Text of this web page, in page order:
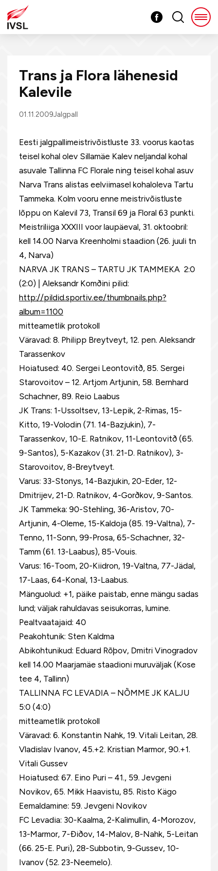
Trans ja Flora lähenesid
Kalevile
01.11.2009Jalgpall
Eesti jalgpallimeistrivõistluste 33. voorus kaotas
teisel kohal olev Sillamäe Kalev neljandal kohal
asuvale Tallinna FC Florale ning teisel kohal asuv
Narva Trans alistas eelviimasel kohaloleva Tartu
Tammeka. Kolm vooru enne meistrivõistluste
lõppu on Kalevil 73, Transil 69 ja Floral 63 punkti.
Meistriliiga XXXIII voor laupäeval, 31. oktoobril:
kell 14.00 Narva Kreenholmi staadion (26. juuli tn
4, Narva)
NARVA JK TRANS – TARTU JK TAMMEKA 2:0
(2:0) | Aleksandr Komðini pilid:
http://pildid.sportiv.ee/thumbnails.php?
album=1100
mitteametlik protokoll
Väravad: 8. Philipp Breytveyt, 12. pen. Aleksandr
Tarassenkov
Hoiatused: 40. Sergei Leontovitð, 85. Sergei
Starovoitov – 12. Artjom Artjunin, 58. Bernhard
Schachner, 89. Reio Laabus
JK Trans: 1-Ussoltsev, 13-Lepik, 2-Rimas, 15-
Kitto, 19-Volodin (71. 14-Bazjukin), 7-
Tarassenkov, 10-E. Ratnikov, 11-Leontovitð (65.
9-Santos), 5-Kazakov (31. 21-D. Ratnikov), 3-
Starovoitov, 8-Breytveyt.
Varus: 33-Stonys, 14-Bazjukin, 20-Eder, 12-
Dmitrijev, 21-D. Ratnikov, 4-Gorðkov, 9-Santos.
JK Tammeka: 90-Stehling, 36-Aristov, 70-
Artjunin, 4-Oleme, 15-Kaldoja (85. 19-Valtna), 7-
Tenno, 11-Sonn, 99-Prosa, 65-Schachner, 32-
Tamm (61. 13-Laabus), 85-Vouis.
Varus: 16-Toom, 20-Kiidron, 19-Valtna, 77-Jädal,
17-Laas, 64-Konal, 13-Laabus.
Mänguolud: +1, päike paistab, enne mängu sadas
lund; väljak rahuldavas seisukorras, lumine.
Pealtvaatajaid: 40
Peakohtunik: Sten Kaldma
Abikohtunikud: Eduard Rõþov, Dmitri Vinogradov
kell 14.00 Maarjamäe staadioni muruväljak (Kose
tee 4, Tallinn)
TALLINNA FC LEVADIA – NÕMME JK KALJU
5:0 (4:0)
mitteametlik protokoll
Väravad: 6. Konstantin Nahk, 19. Vitali Leitan, 28.
Vladislav Ivanov, 45.+2. Kristian Marmor, 90.+1.
Vitali Gussev
Hoiatused: 67. Eino Puri – 41., 59. Jevgeni
Novikov, 65. Mikk Haavistu, 85. Risto Kägo
Eemaldamine: 59. Jevgeni Novikov
FC Levadia: 30-Kaalma, 2-Kalimullin, 4-Morozov,
13-Marmor, 7-Ðiðov, 14-Malov, 8-Nahk, 5-Leitan
(66. 25-E. Puri), 28-Subbotin, 9-Gussev, 10-
Ivanov (52. 23-Neemelo).